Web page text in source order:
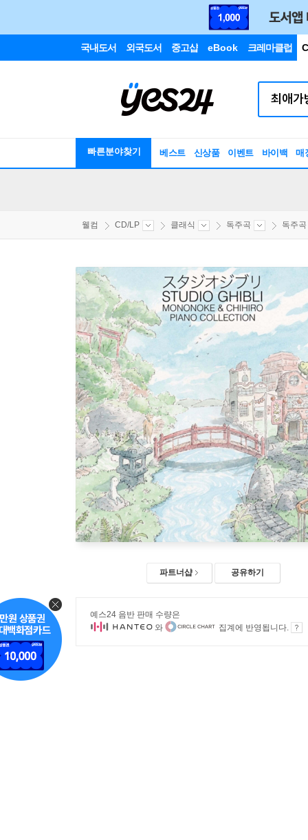
국내도서 외국도서 중고샵 eBook 크레마클럽
빠른분야찾기 베스트 신상품 이벤트 바이백 매
웰컴 CD/LP 클래식 독주곡 독주
파트너샵 공유하기
예스24 음반 판매 수량은
와
집계에 반영됩니다.